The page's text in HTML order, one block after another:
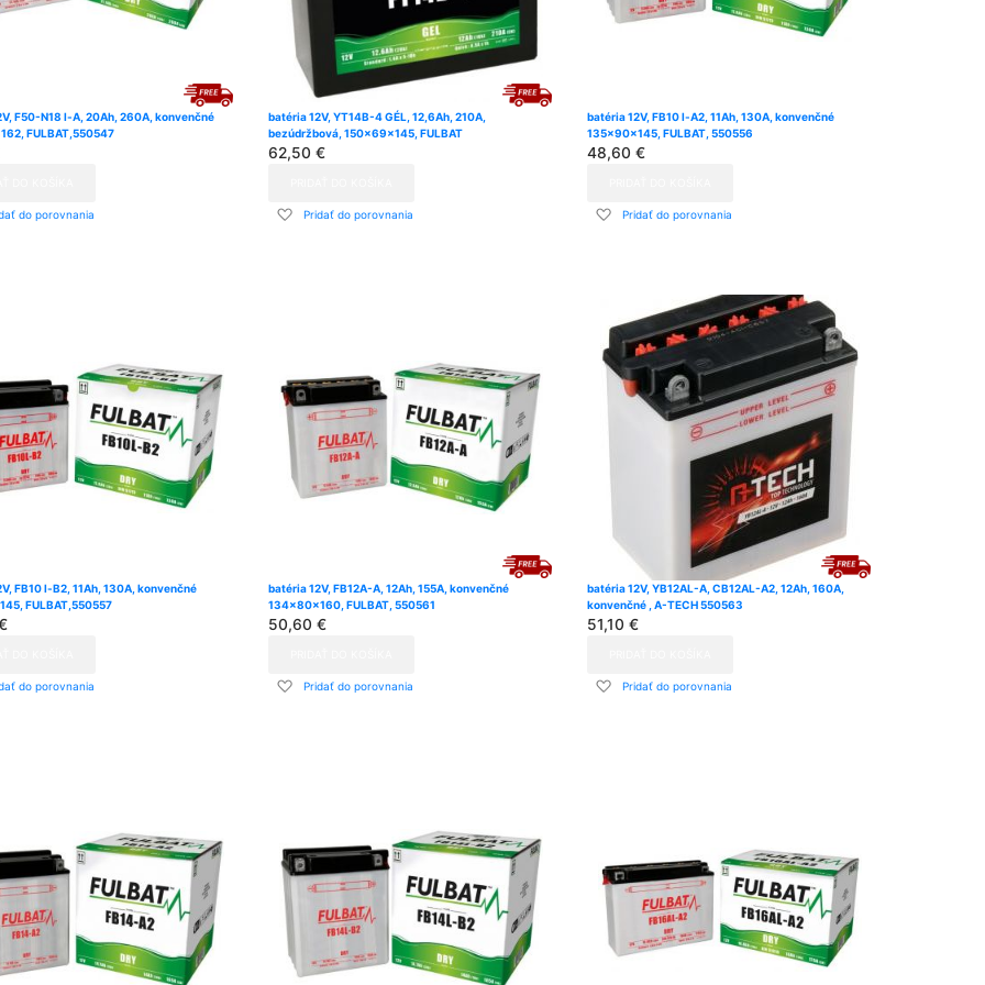
F50-N18 l-A, 20Ah, 260A, konvenčné
FULBAT,550547
do porovnania
batéria 12V, YT14B-4 GÉL, 12,6Ah, 210A,
bezúdržbová, 150x69x145, FULBAT
62,50 €
Pridať
Pridať do porovnania
batéria 12V, FB10 l-A2, 11Ah, 130A, konvenčné
135x90x145, FULBAT, 550556
48,60 €
Pridať
Pridať do porovnania
FB10 l-B2, 11Ah, 130A, konvenčné
FULBAT,550557
do porovnania
batéria 12V, FB12A-A, 12Ah, 155A, konvenčné
134x80x160, FULBAT, 550561
50,60 €
Pridať
Pridať do porovnania
batéria 12V, YB12AL-A, CB12AL-A2, 12Ah, 160A,
konvenčné , A-TECH 550563
51,10 €
Pridať
Pridať do porovnania